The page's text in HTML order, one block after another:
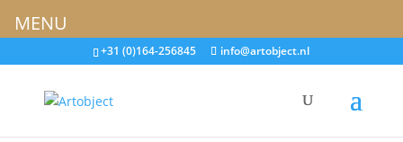
+31 (0)164-256845 info@artobject.nl
MENU